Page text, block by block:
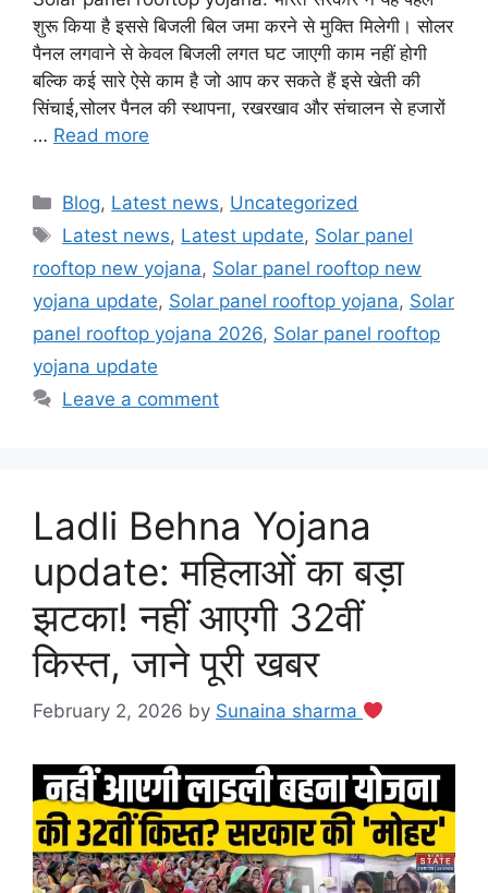
शुरू किया है इससे बिजली बिल जमा करने से मुक्ति मिलेगी। सोलर
पैनल लगवाने से केवल बिजली लगत घट जाएगी काम नहीं होगी
बल्कि कई सारे ऐसे काम है जो आप कर सकते हैं इसे खेती की
सिंचाई,सोलर पैनल की स्थापना, रखरखाव और संचालन से हजारों
… Read more
Categories
Blog, Latest news, Uncategorized
Tags
Latest news, Latest update, Solar panel
rooftop new yojana, Solar panel rooftop new
yojana update, Solar panel rooftop yojana, Solar
panel rooftop yojana 2026, Solar panel rooftop
yojana update
Leave a comment
Ladli Behna Yojana
update: महिलाओं का बड़ा
झटका! नहीं आएगी 32वीं
किस्त, जाने पूरी खबर
February 2, 2026 by Sunaina sharma